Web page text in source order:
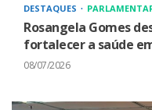
DESTAQUES
Rosangela Gomes
fortalecer a saúde
08/07/2026